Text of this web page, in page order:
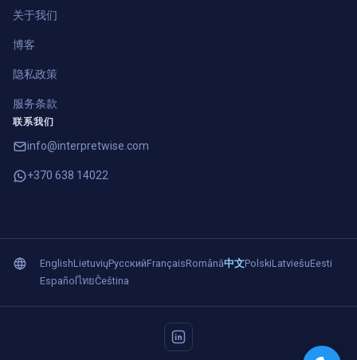
关于我们
博客
隐私政策
服务条款
联系我们
info@interpretwise.com
+370 638 14022
EnglishLietuviųРусскийFrançaisRomână中文PolskiLatviešuEesti
EspañolไทยČeština